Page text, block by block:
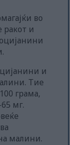
во
ракот и
и
Тие
грама,
мг.
малини.